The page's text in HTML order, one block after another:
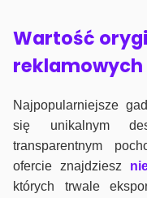
Wartość
reklamowych
Najpopularniejsze
się unikalnym
transparentnym
ofercie znajdziesz
których trwale